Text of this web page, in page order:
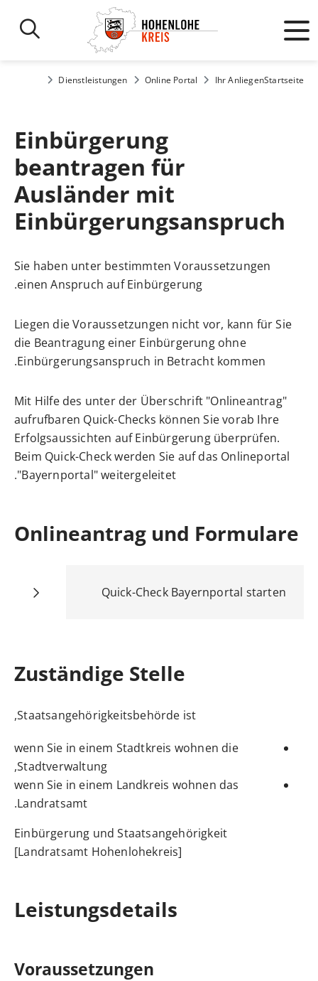
Startseite
Ihr Anliegen
Online Portal
Dienstleistungen
Einbürgerung
beantragen für
Ausländer mit
Einbürgerungsanspruch
Sie haben unter bestimmten Voraussetzungen
einen Anspruch auf Einbürgerung.
Liegen die Voraussetzungen nicht vor, kann für Sie
die Beantragung einer Einbürgerung ohne
Einbürgerungsanspruch in Betracht kommen.
Mit Hilfe des unter der Überschrift "Onlineantrag"
aufrufbaren Quick-Checks können Sie vorab Ihre
Erfolgsaussichten auf Einbürgerung überprüfen.
Beim Quick-Check werden Sie auf das Onlineportal
"Bayernportal" weitergeleitet.
Onlineantrag und Formulare
Quick-Check Bayernportal starten
Zuständige Stelle
Staatsangehörigkeitsbehörde ist,
wenn Sie in einem Stadtkreis wohnen die
Stadtverwaltung,
wenn Sie in einem Landkreis wohnen das
Landratsamt.
Einbürgerung und Staatsangehörigkeit
[Landratsamt Hohenlohekreis]
Leistungsdetails
Voraussetzungen